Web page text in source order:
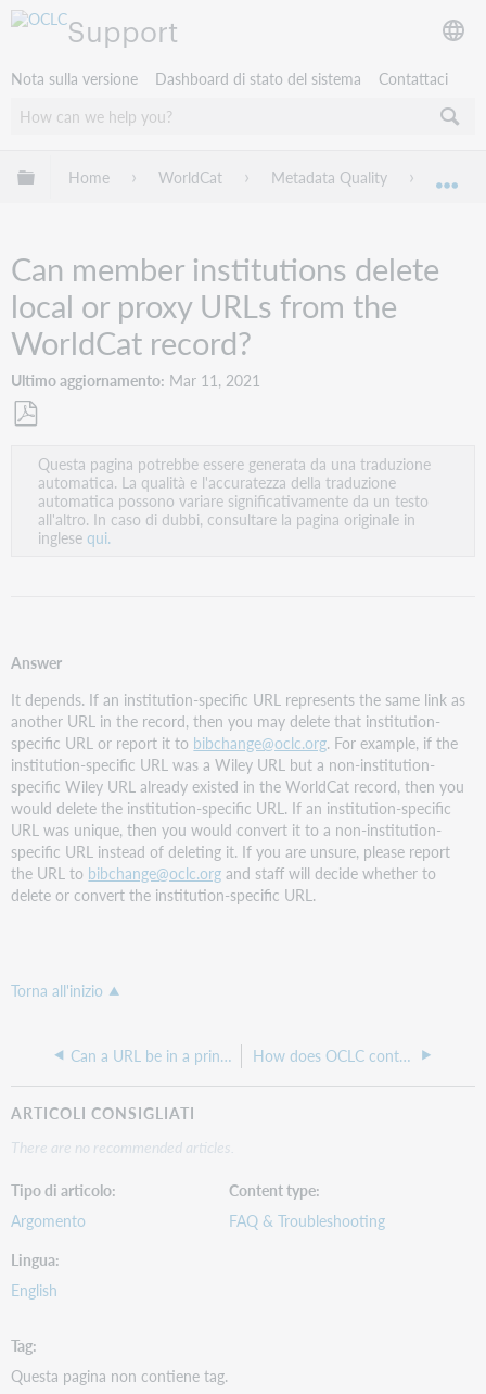
Support
Nota sulla versione Dashboard di stato del sistema Contattaci
Espandi/comprimi la gerarchia globale
Home WorldCat Metadata Quality
Can member institutions delete
local or proxy URLs from the
WorldCat record?
Ultimo aggiornamento Mar 11, 2021
come
PDF
Questa pagina potrebbe essere generata da una traduzione
automatica. La qualità e l'accuratezza della traduzione
automatica possono variare significativamente da un testo
all'altro. In caso di dubbi, consultare la pagina originale in
inglesequi.
Answer
It depends. If an institution-specific URL represents the same link as
another URL in the record, then you may delete that institution-
specific URL or report it to bibchange@oclc.org. For example, if the
institution-specific URL was a Wiley URL but a non-institution-
specific Wiley URL already existed in the WorldCat record, then you
would delete the institution-specific URL. If an institution-specific
URL was unique, then you would convert it to a non-institution-
specific URL instead of deleting it. If you are unsure, please report
the URL to bibchange@oclc.org and staff will decide whether to
delete or convert the institution-specific URL.
Torna all'inizio
Can a URL be in a print version record? How does OCLC control headings in WorldCat?
ARTICOLI CONSIGLIATI
There are no recommended articles.
Tipo di articolo
Argomento
Content type
FAQ & Troubleshooting
Lingua
English
Tag
Questa pagina non contiene tag.